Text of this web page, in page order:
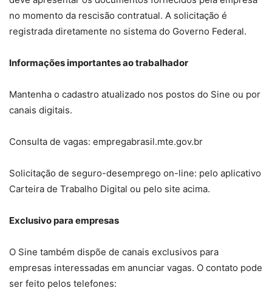
no momento da rescisão contratual. A solicitação é
registrada diretamente no sistema do Governo Federal.
Informações importantes ao trabalhador
Mantenha o cadastro atualizado nos postos do Sine ou por
canais digitais.
Consulta de vagas: empregabrasil.mte.gov.br
Solicitação de seguro-desemprego on-line: pelo aplicativo
Carteira de Trabalho Digital ou pelo site acima.
Exclusivo para empresas
O Sine também dispõe de canais exclusivos para
empresas interessadas em anunciar vagas. O contato pode
ser feito pelos telefones: